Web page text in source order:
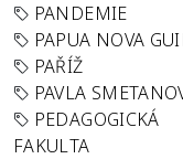
PANDEMIE
PAPUA NOVA
PAŘÍŽ
PAVLA
PEDAGOGICKÁ
FAKULTA